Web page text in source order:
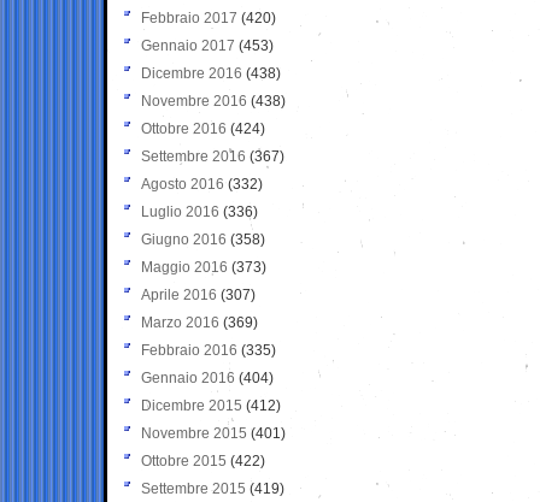
Febbraio 2017 (420)
Gennaio 2017 (453)
Dicembre 2016 (438)
Novembre 2016 (438)
Ottobre 2016 (424)
Settembre 2016 (367)
Agosto 2016 (332)
Luglio 2016 (336)
Giugno 2016 (358)
Maggio 2016 (373)
Aprile 2016 (307)
Marzo 2016 (369)
Febbraio 2016 (335)
Gennaio 2016 (404)
Dicembre 2015 (412)
Novembre 2015 (401)
Ottobre 2015 (422)
Settembre 2015 (419)